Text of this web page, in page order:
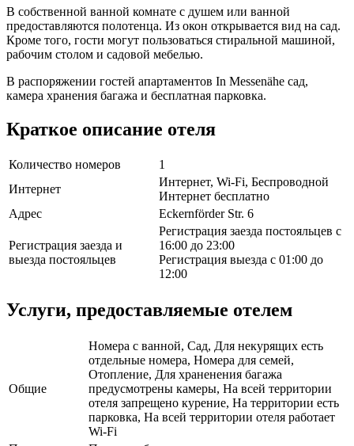
В собственной ванной комнате с душем или ванной
предоставляются полотенца. Из окон открывается вид на сад.
Кроме того, гости могут пользоваться стиральной машиной,
рабочим столом и садовой мебелью.
В распоряжении гостей апартаментов In Messenähe сад,
камера хранения багажа и бесплатная парковка.
Краткое описание отеля
Количество номеров
1
Интернет
Интернет, Wi-Fi, Беспроводной
Интернет бесплатно
Адрес
Eckernförder Str. 6
Регистрация заезда и
выезда постояльцев
Регистрация заезда постояльцев с
16:00 до 23:00
Регистрация выезда с 01:00 до
12:00
Услуги, предоставляемые отелем
Общие
Номера с ванной, Сад, Для некурящих есть
отдельные номера, Номера для семей,
Отопление, Для храненения багажа
предусмотрены камеры, На всей территории
отеля запрещено курение, На территории есть
парковка, На всей территории отеля работает
Wi-Fi